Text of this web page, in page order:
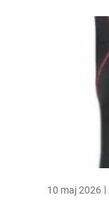
10 maj 2026